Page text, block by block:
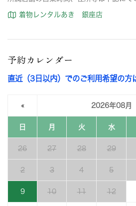
着物レンタルあき 銀座店
予約カレンダー
直近（3日以内）でのご利用希望の方
« 2026年08月
日 月 火 水
26 27 28 29
2 3 4 5
9 10 11 12